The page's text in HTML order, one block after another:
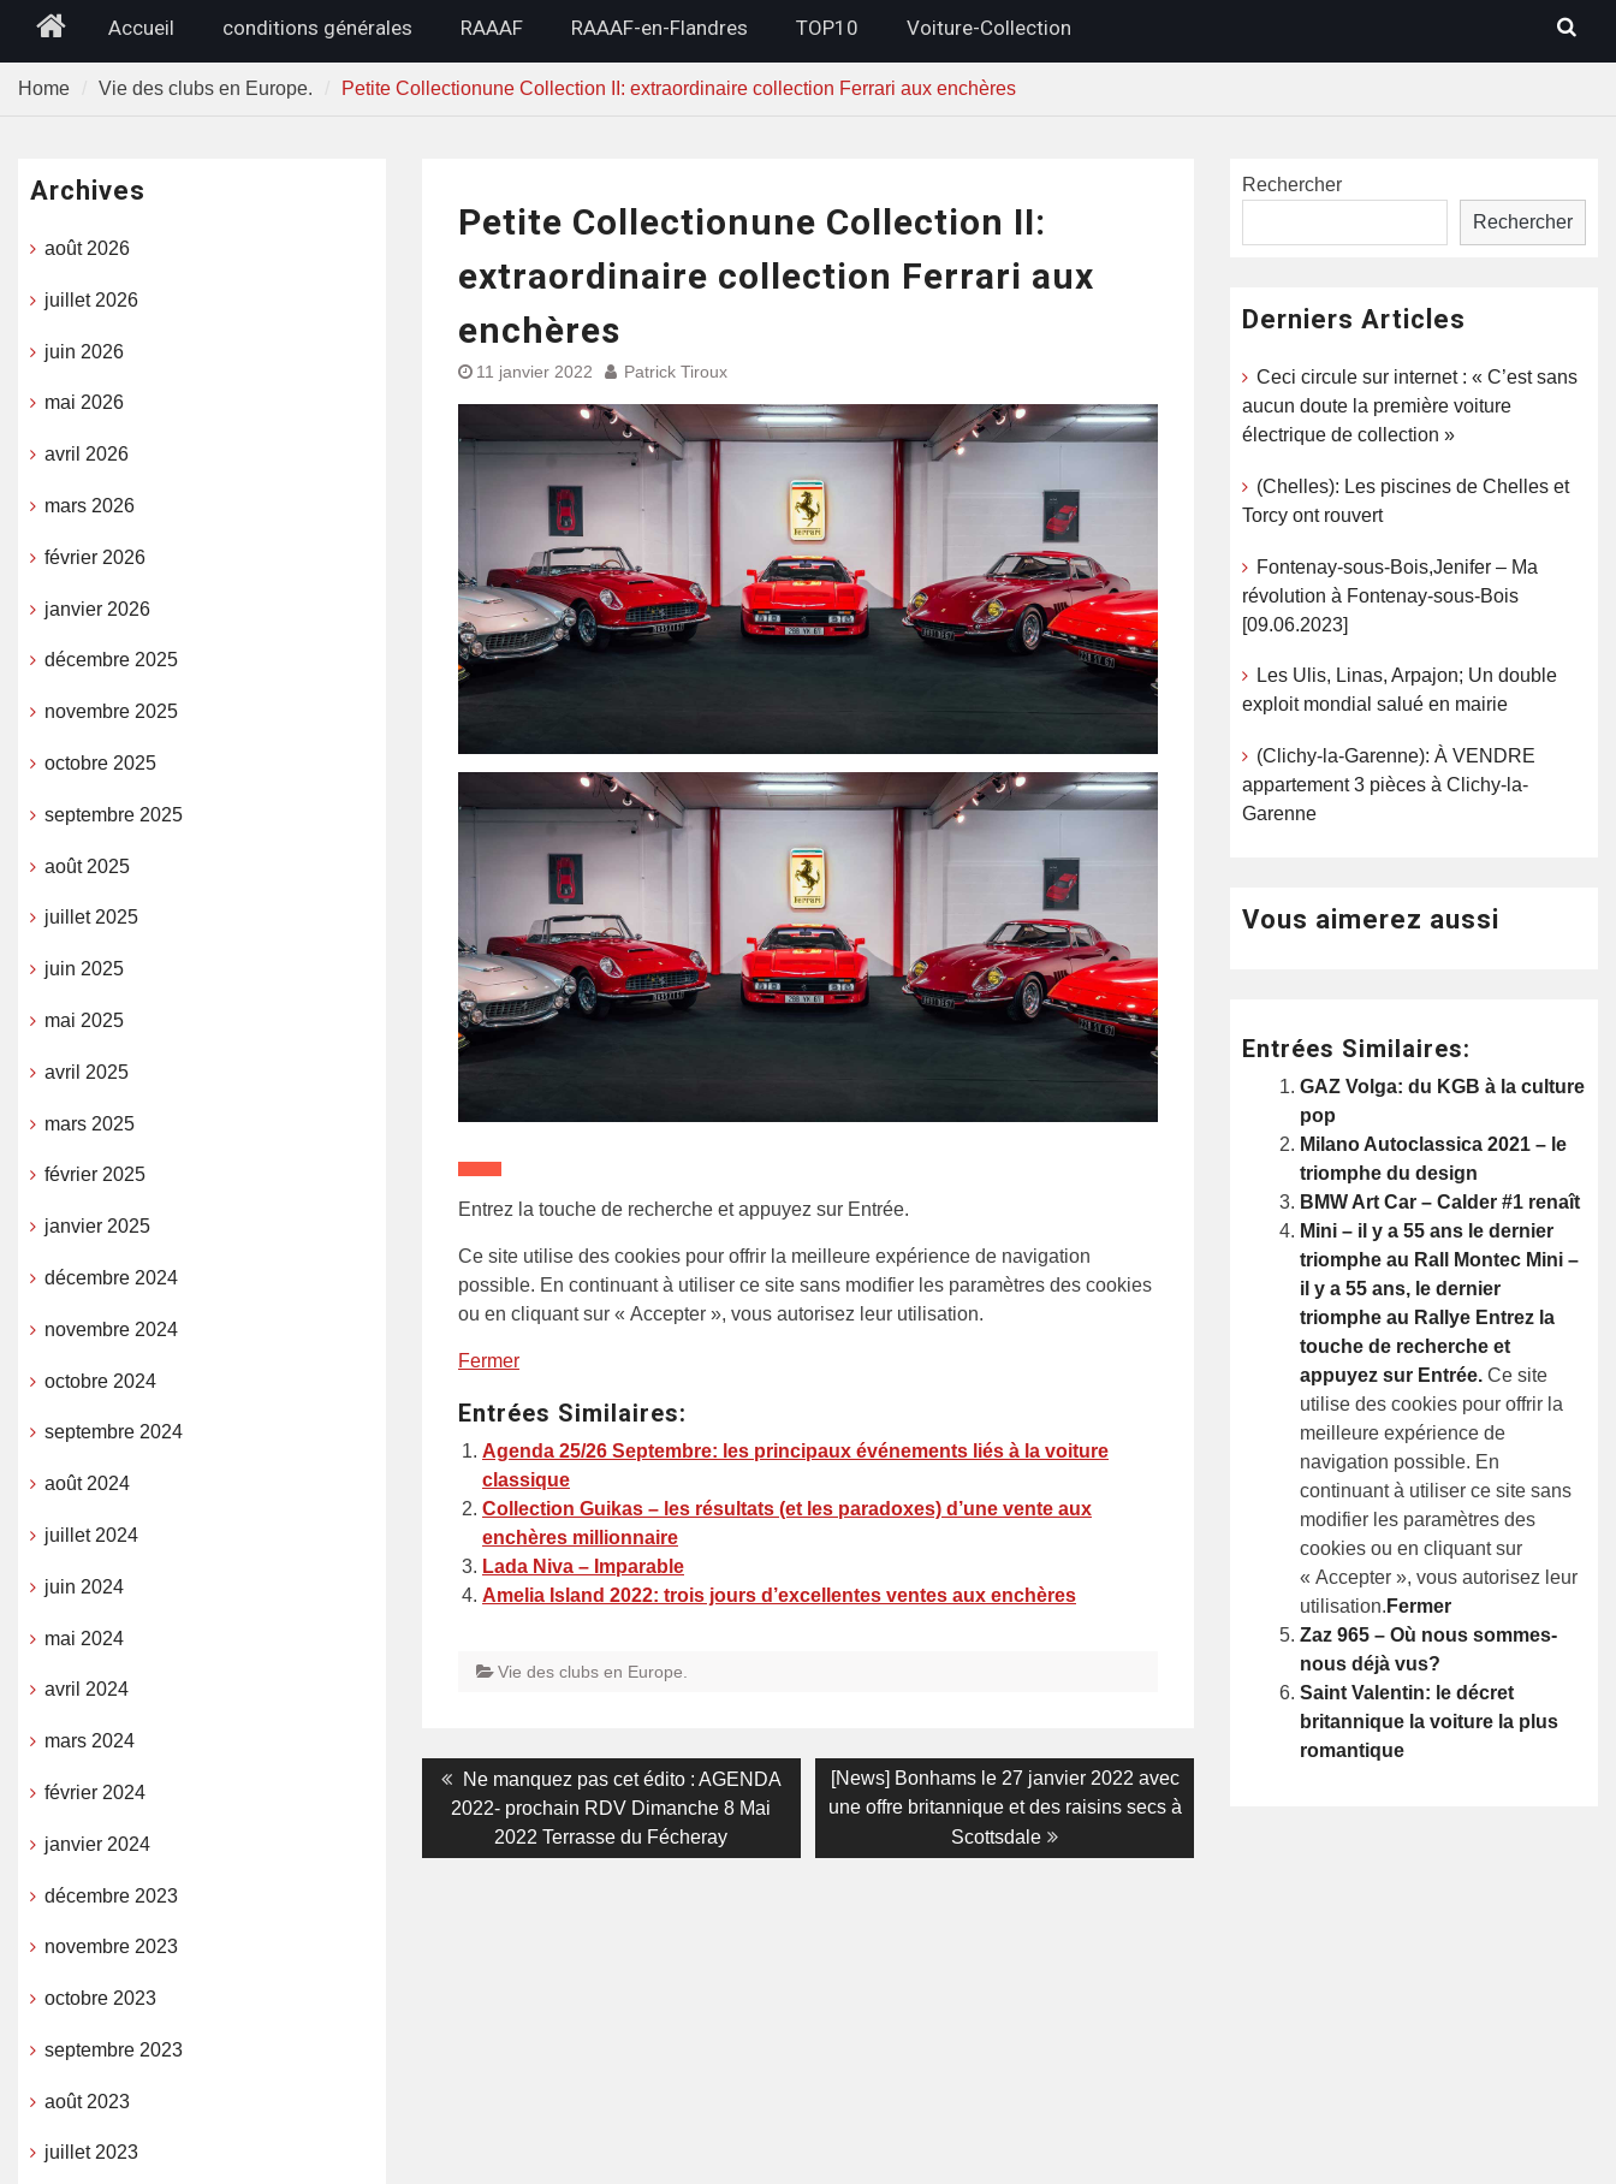
HomeAccueil conditions générales RAAAF RAAAF-en-Flandres TOP10 Voiture-Collection
Home Vie des clubs en Europe. Petite Collectionune Collection II: extraordinaire collection Ferrari aux enchères
Petite Collectionune Collection II:
extraordinaire collection Ferrari aux
enchères
11 janvier 2022 Patrick Tiroux
Entrez la touche de recherche et appuyez sur Entrée.
Ce site utilise des cookies pour offrir la meilleure expérience de navigation
possible. En continuant à utiliser ce site sans modifier les paramètres des cookies
ou en cliquant sur « Accepter », vous autorisez leur utilisation.
Fermer
Entrées Similaires:
Agenda 25/26 Septembre: les principaux événements liés à la voiture
classique
Collection Guikas – les résultats (et les paradoxes) d’une vente aux
enchères millionnaire
Lada Niva – Imparable
Amelia Island 2022: trois jours d’excellentes ventes aux enchères
Vie des clubs en Europe.
Navigation
de
l’article
Previous
post:
Ne manquez pas cet édito : AGENDA
2022- prochain RDV Dimanche 8 Mai
2022 Terrasse du Fécheray
Next
post:
[News] Bonhams le 27 janvier 2022 avec
une offre britannique et des raisins secs à
Scottsdale
Rechercher
Rechercher
Derniers Articles
Ceci circule sur internet : « C’est sans
aucun doute la première voiture
électrique de collection »
(Chelles): Les piscines de Chelles et
Torcy ont rouvert
Fontenay-sous-Bois,Jenifer – Ma
révolution à Fontenay-sous-Bois
[09.06.2023]
Les Ulis, Linas, Arpajon; Un double
exploit mondial salué en mairie
(Clichy-la-Garenne): À VENDRE
appartement 3 pièces à Clichy-la-
Garenne
Vous aimerez aussi
Entrées Similaires:
GAZ Volga: du KGB à la culture
pop
Milano Autoclassica 2021 – le
triomphe du design
BMW Art Car – Calder #1 renaît
Mini – il y a 55 ans le dernier
triomphe au Rall Montec Mini –
il y a 55 ans, le dernier
triomphe au Rallye Entrez la
touche de recherche et
appuyez sur Entrée. Ce site
utilise des cookies pour offrir la
meilleure expérience de
navigation possible. En
continuant à utiliser ce site sans
modifier les paramètres des
cookies ou en cliquant sur
« Accepter », vous autorisez leur
utilisation. Fermer
Zaz 965 – Où nous sommes-
nous déjà vus?
Saint Valentin: le décret
britannique la voiture la plus
romantique
Archives
août 2026
juillet 2026
juin 2026
mai 2026
avril 2026
mars 2026
février 2026
janvier 2026
décembre 2025
novembre 2025
octobre 2025
septembre 2025
août 2025
juillet 2025
juin 2025
mai 2025
avril 2025
mars 2025
février 2025
janvier 2025
décembre 2024
novembre 2024
octobre 2024
septembre 2024
août 2024
juillet 2024
juin 2024
mai 2024
avril 2024
mars 2024
février 2024
janvier 2024
décembre 2023
novembre 2023
octobre 2023
septembre 2023
août 2023
juillet 2023